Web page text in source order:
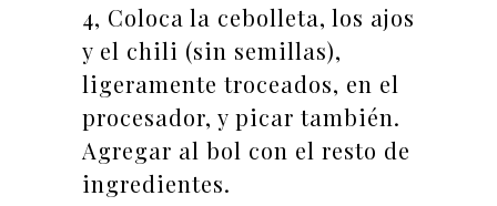
4, Coloca la cebolleta, los ajos
y el chili (sin semillas),
ligeramente troceados, en el
procesador, y picar también.
Agregar al bol con el resto de
ingredientes.